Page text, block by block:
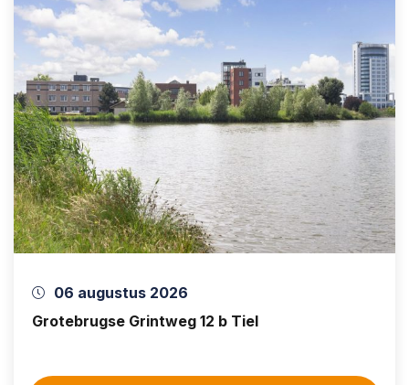
06 augustus 2026
Grotebrugse Grintweg 12 b Tiel